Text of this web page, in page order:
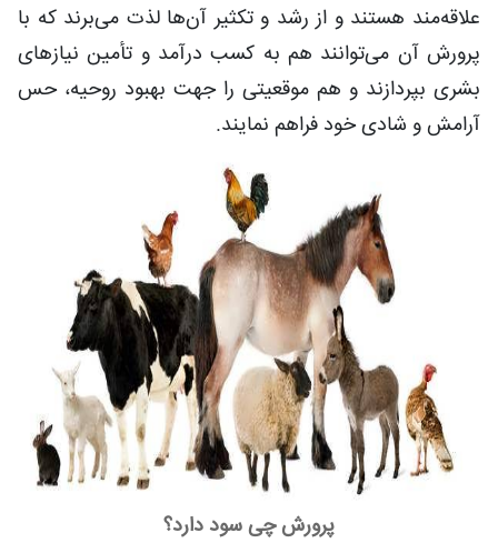
علاقه‌مند هستند و از رشد و تکثیر آن‌ها لذت می‌برند که با
پرورش آن می‌توانند هم به کسب درآمد و تأمین نیازهای
بشری بپردازند و هم موقعیتی را جهت بهبود روحیه، حس
آرامش و شادی خود فراهم نمایند.
پرورش چی سود دارد؟